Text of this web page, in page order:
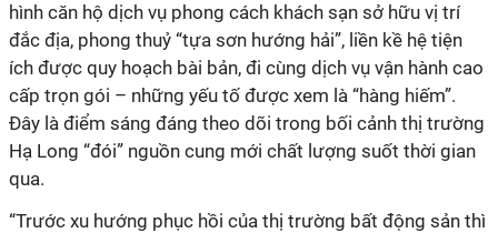
hình căn hộ dịch vụ phong cách khách sạn sở hữu vị trí
đắc địa, phong thuỷ “tựa sơn hướng hải”, liền kề hệ tiện
ích được quy hoạch bài bản, đi cùng dịch vụ vận hành cao
cấp trọn gói – những yếu tố được xem là “hàng hiếm”.
Đây là điểm sáng đáng theo dõi trong bối cảnh thị trường
Hạ Long “đói” nguồn cung mới chất lượng suốt thời gian
qua.
“Trước xu hướng phục hồi của thị trường bất động sản thì